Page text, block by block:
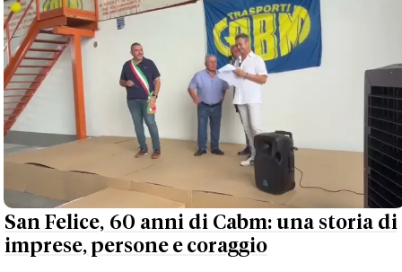
San Felice, 60 anni di Cabm: una storia di
imprese, persone e coraggio